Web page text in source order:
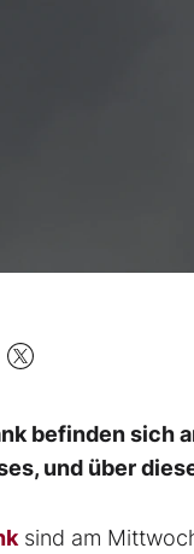
befinden sich
und über
sind am